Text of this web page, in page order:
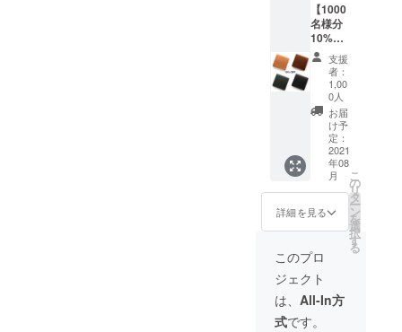
【1000
名様分
10%OF
F】
HITOE®
FOLD -
Lisicio-
x 1 定価
18000
円ー割
引1800
円＋送
料800円
＋消費
税 納
月、左
利き8月
支援
者：
1,00
0人
お届
け予
定：
2021
年08
月
詳細を見る
こ
の
リ
タ
ー
ン
を
選
択
す
る
このプロ
ジェクト
は、 All-In方
式です。